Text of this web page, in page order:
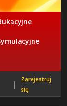
|
Zarejestruj
się